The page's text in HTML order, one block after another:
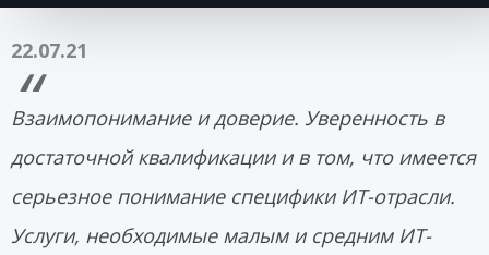
22.07.21
Взаимопонимание и доверие. Уверенность в
достаточной квалификации и в том, что имеется
серьезное понимание специфики ИТ-отрасли.
Услуги, необходимые малым и средним ИТ-